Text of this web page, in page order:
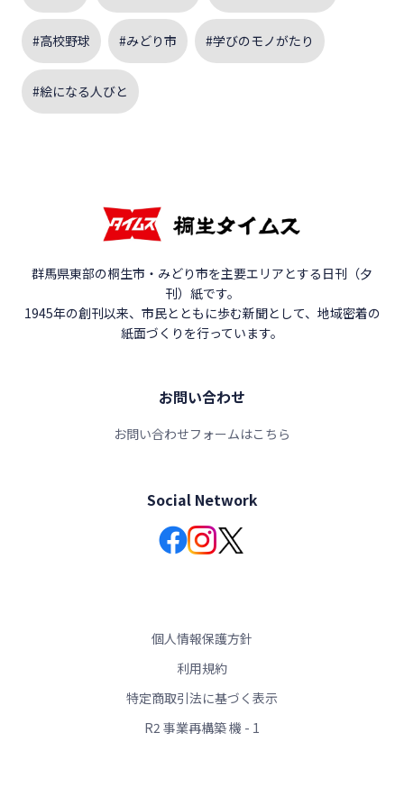
#高校野球 #みどり市 #学びのモノがたり
#絵になる人びと
群馬県東部の桐生市・みどり市を主要エリアとする日刊（夕
刊）紙です。
1945年の創刊以来、市民とともに歩む新聞として、地域密着の
紙面づくりを行っています。
お問い合わせ
お問い合わせフォームはこちら
Social Network
個人情報保護方針
利用規約
特定商取引法に基づく表示
R2 事業再構築 機 - 1